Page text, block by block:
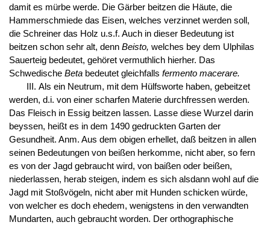
damit es mürbe werde. Die Gärber beitzen die Häute, die
Hammerschmiede das Eisen, welches verzinnet werden soll,
die Schreiner das Holz u.s.f. Auch in dieser Bedeutung ist
beitzen schon sehr alt, denn Beisto, welches bey dem Ulphilas
Sauerteig bedeutet, gehöret vermuthlich hierher. Das
Schwedische Betabedeutet gleichfalls fermento macerare.
III. Als ein Neutrum, mit dem Hülfsworte haben, gebeitzet
werden, d.i. von einer scharfen Materie durchfressen werden.
Das Fleisch in Essig beitzen lassen. Lasse diese Wurzel darin
beyssen, heißt es in dem 1490 gedruckten Garten der
Gesundheit. Anm. Aus dem obigen erhellet, daß beitzen in allen
seinen Bedeutungen von beißen herkomme, nicht aber, so fern
es von der Jagd gebraucht wird, von baißen oder beißen,
niederlassen, herab steigen, indem es sich alsdann wohl auf die
Jagd mit Stoßvögeln, nicht aber mit Hunden schicken würde,
von welcher es doch ehedem, wenigstens in den verwandten
Mundarten, auch gebraucht worden. Der orthographische